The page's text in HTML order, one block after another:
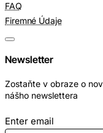
FAQ
Firemné Údaje
Newsletter
Zostaňte v obraze o
nášho newslettera
Enter email